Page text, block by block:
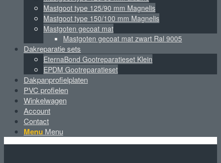
Mastgoot type 125/90 mm Magnelis
Mastgoot type 150/100 mm Magnelis
Mastgoten gecoat mat
Mastgoten gecoat mat zwart Ral 9005
Dakreparatie sets
EternaBond Gootreparatieset Klein
EPDM Gootreparatieset
Dakpanprofielplaten
PVC profielen
Winkelwagen
Account
Contact
Menu Menu